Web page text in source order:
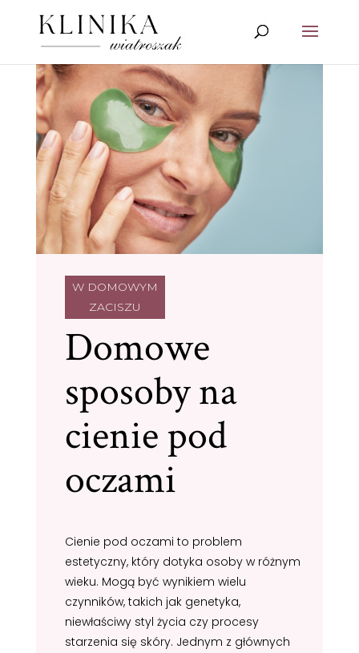
W DOMOWYM
ZACISZU
Domowe
sposoby na
cienie pod
oczami
Cienie pod oczami to problem
estetyczny, który dotyka osoby w różnym
wieku. Mogą być wynikiem wielu
czynników, takich jak genetyka,
niewłaściwy styl życia czy procesy
starzenia się skóry. Jednym z głównych